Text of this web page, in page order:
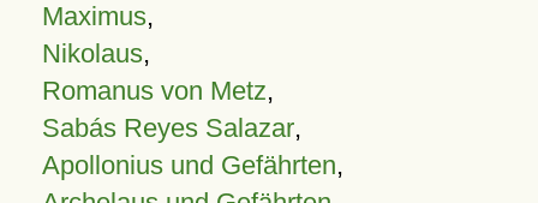
Maximus,
Nikolaus,
Romanus von Metz,
Sabás Reyes Salazar,
Apollonius und Gefährten,